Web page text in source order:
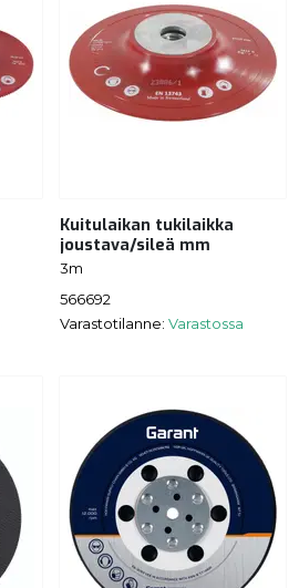
Kuitulaikan tukilaikka
joustava/sileä mm
3m
566692
Varastotilanne: Varastossa